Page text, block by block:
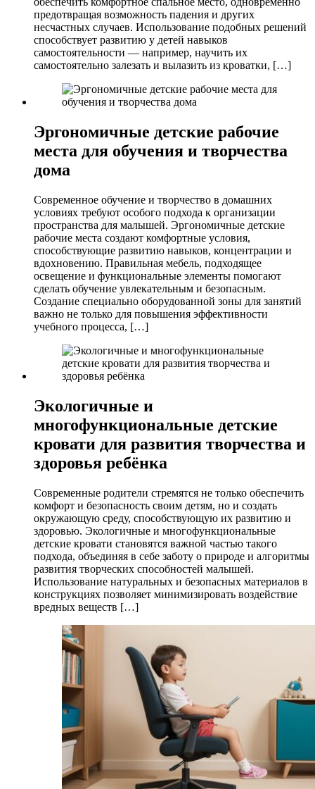
предотвращая возможность падения и других
несчастных случаев. Использование подобных решений
способствует развитию у детей навыков
самостоятельности — например, научить их
самостоятельно залезать и вылазить из кроватки, […]
Эргономичные детские рабочие
места для обучения и творчества
дома
Современное обучение и творчество в домашних
условиях требуют особого подхода к организации
пространства для малышей. Эргономичные детские
рабочие места создают комфортные условия,
способствующие развитию навыков, концентрации и
вдохновению. Правильная мебель, подходящее
освещение и функциональные элементы помогают
сделать обучение увлекательным и безопасным.
Создание специально оборудованной зоны для занятий
важно не только для повышения эффективности
учебного процесса, […]
Экологичные и
многофункциональные детские
кровати для развития творчества и
здоровья ребёнка
Современные родители стремятся не только обеспечить
комфорт и безопасность своим детям, но и создать
окружающую среду, способствующую их развитию и
здоровью. Экологичные и многофункциональные
детские кровати становятся важной частью такого
подхода, объединяя в себе заботу о природе и алгоритмы
развития творческих способностей малышей.
Использование натуральных и безопасных материалов в
конструкциях позволяет минимизировать воздействие
вредных веществ […]